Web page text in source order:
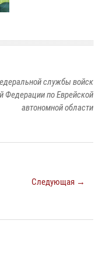
службы войск
Федерации по Еврейской
автономной области
Следующая →